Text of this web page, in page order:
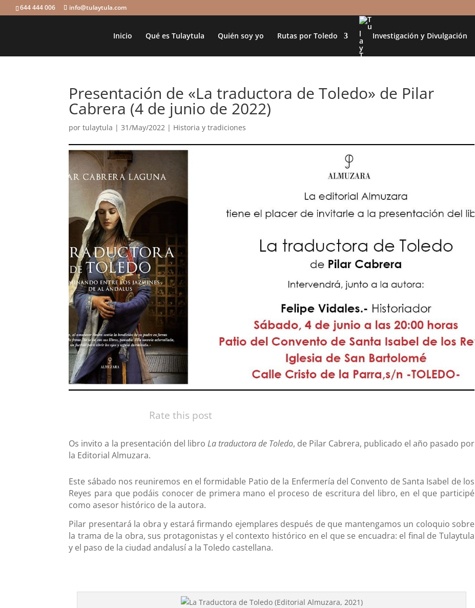
644 444 006 info@tulaytula.com
Inicio Qué es Tulaytula Quién soy yo Rutas por Toledo Investigación y Divulgación
Presentación de «La traductora de Toledo» de Pilar
Cabrera (4 de junio de 2022)
portulaytula |31/May/2022 | Historia y tradiciones
Rate this post
Os invito a la presentación del libro La traductora de Toledo, de Pilar Cabrera, publicado el año pasado por
la Editorial Almuzara.
Este sábado nos reuniremos en el formidable Patio de la Enfermería del Convento de Santa Isabel de los
Reyes para que podáis conocer de primera mano el proceso de escritura del libro, en el que participé
como asesor histórico de la autora.
Pilar presentará la obra y estará firmando ejemplares después de que mantengamos un coloquio sobre
la trama de la obra, sus protagonistas y el contexto histórico en el que se encuadra: el final de Tulaytula
y el paso de la ciudad andalusí a la Toledo castellana.